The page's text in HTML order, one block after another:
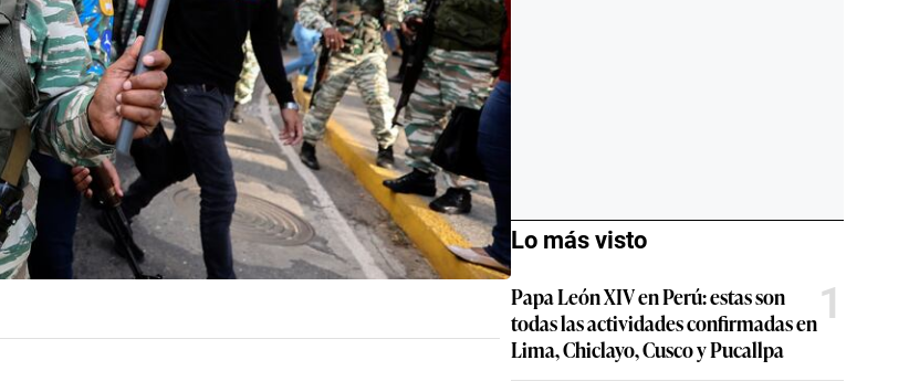
Lo más visto
Papa León XIV en Perú: estas son
todas las actividades confirmadas en
Lima, Chiclayo, Cusco y Pucallpa
1